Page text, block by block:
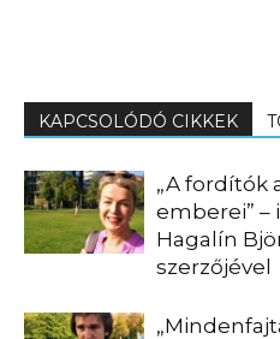
KAPCSOLÓDÓ CIKKEK
„A fordítók
emberei” –
Hagalín
szerzőjével